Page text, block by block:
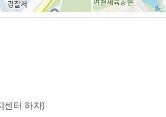
센터 하차)